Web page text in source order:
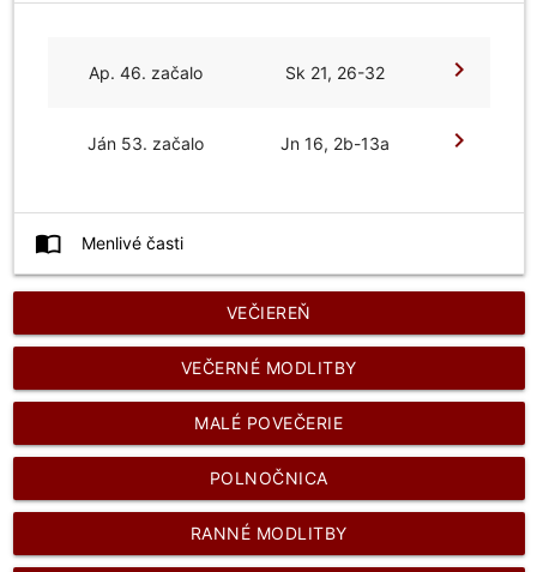
Ap. 46. začalo Sk 21, 26-32 chevron_right
Ján 53. začalo Jn 16, 2b-13a chevron_right
import_contacts Menlivé časti
VEČIEREŇ
VEČERNÉ MODLITBY
MALÉ POVEČERIE
POLNOČNICA
RANNÉ MODLITBY